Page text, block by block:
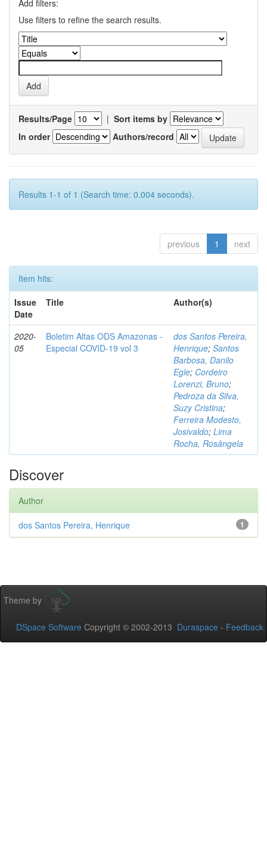
Add filters:
Use filters to refine the search results.
Results/Page | Sort items by
In order
Authors/record
Results 1-1 of 1 (Search time: 0.004 seconds).
previous 1 next
Item hits:
Issue
Date
Title Author(s)
2020-
05
Boletim Altas ODS Amazonas -
Especial COVID-19 vol 3
dos Santos Pereira,
Henrique; Santos
Barbosa, Danilo
Egle; Cordeiro
Lorenzi, Bruno;
Pedroza da Silva,
Suzy Cristina;
Ferreira Modesto,
Josivaldo; Lima
Rocha, Rosângela
Discover
Author
1
dos Santos Pereira, Henrique
Theme by
DSpace Software Copyright © 2002-2013 Duraspace - Feedback